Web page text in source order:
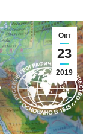
Окт
23
2019